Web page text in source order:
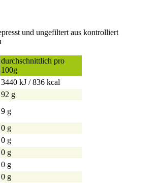
und ungefiltert aus kontrolliert
durchschnittlich pro
100g
3440 kJ / 836 kcal
92 g
9 g
0 g
0 g
0 g
0 g
0 g